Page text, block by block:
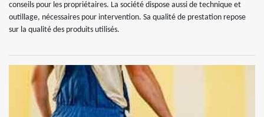
conseils pour les propriétaires. La société dispose aussi de technique et
outillage, nécessaires pour intervention. Sa qualité de prestation repose
sur la qualité des produits utilisés.